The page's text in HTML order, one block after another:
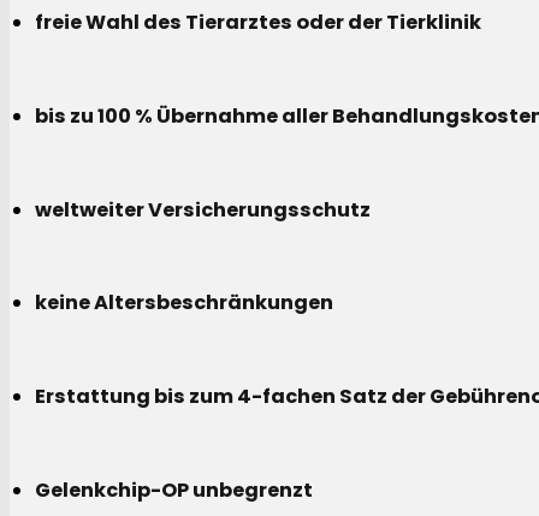
freie Wahl des Tierarztes oder der Tierklinik
bis zu 100 % Übernahme aller
weltweiter Versicherungsschutz
keine Altersbeschränkungen
Erstattung bis zum 4-fachen Satz der
Gelenkchip-OP unbegrenzt